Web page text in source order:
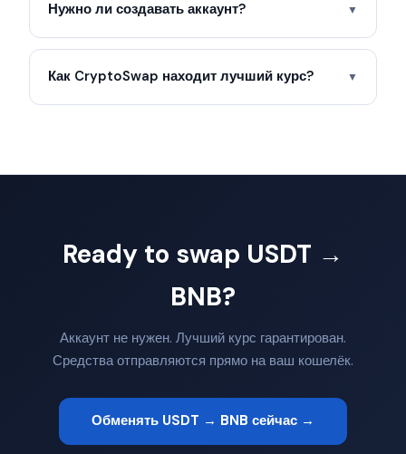
Нужно ли создавать аккаунт? ▼
Как CryptoSwap находит лучший курс? ▼
Ready to swap USDT →
BNB?
Аккаунт не нужен. Лучший курс гарантирован.
Средства отправляются прямо на ваш кошелёк.
Обменять USDT → BNB сейчас →